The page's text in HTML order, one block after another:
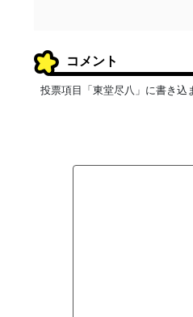
コメント
投票項目「東堂尽八」に書き込